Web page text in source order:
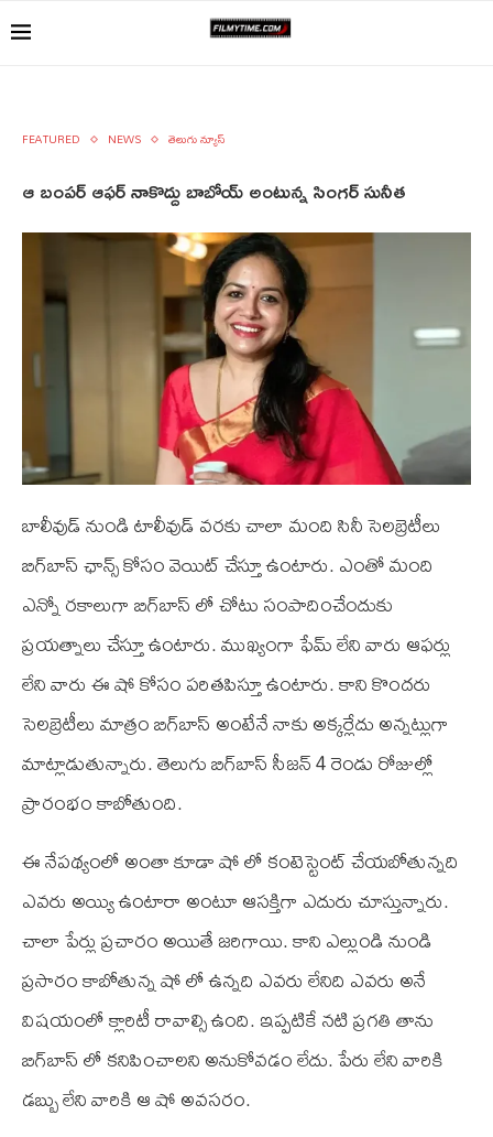
FEATURED NEWS తెలుగు న్యూస్
ఆ బంపర్‌ ఆఫర్‌ నాకొద్దు బాబోయ్‌ అంటున్న సింగర్‌ సునీత
బాలీవుడ్‌ నుండి టాలీవుడ్‌ వరకు చాలా మంది సినీ సెలబ్రెటీలు
బిగ్‌బాస్‌ ఛాన్స్ కోసం వెయిట్‌ చేస్తూ ఉంటారు. ఎంతో మంది
ఎన్నో రకాలుగా బిగ్‌బాస్‌ లో చోటు సంపాదించేందుకు
ప్రయత్నాలు చేస్తూ ఉంటారు. ముఖ్యంగా ఫేమ్‌ లేని వారు ఆఫర్లు
లేని వారు ఈ షో కోసం పరితపిస్తూ ఉంటారు. కాని కొందరు
సెలబ్రెటీలు మాత్రం బిగ్‌బాస్‌ అంటేనే నాకు అక్కర్లేదు అన్నట్లుగా
మాట్లాడుతున్నారు. తెలుగు బిగ్‌బాస్‌ సీజన్‌ 4 రెండు రోజుల్లో
ప్రారంభం కాబోతుంది.
ఈ నేపథ్యంలో అంతా కూడా షో లో కంటెస్టెంట్‌ చేయబోతున్నది
ఎవరు అయ్యి ఉంటారా అంటూ ఆసక్తిగా ఎదురు చూస్తున్నారు.
చాలా పేర్లు ప్రచారం అయితే జరిగాయి. కాని ఎల్లుండి నుండి
ప్రసారం కాబోతున్న షో లో ఉన్నది ఎవరు లేనిది ఎవరు అనే
విషయంలో క్లారిటీ రావాల్సి ఉంది. ఇప్పటికే నటి ప్రగతి తాను
బిగ్‌బాస్‌ లో కనిపించాలని అనుకోవడం లేదు. పేరు లేని వారికి
డబ్బు లేని వారికి ఆ షో అవసరం.